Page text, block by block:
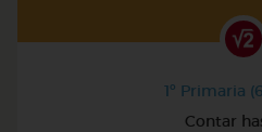
1º Primaria
Contar